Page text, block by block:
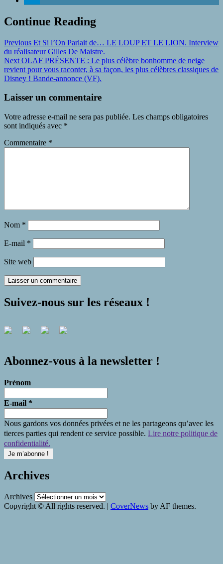
Continue Reading
Previous Et Si l’On Parlait de… LE LOUP ET LE LION. Interview
du réalisateur Gilles De Maistre.
Next OLAF PRÉSENTE : Le plus célèbre bonhomme de neige
revient pour vous raconter, à sa façon, les plus célèbres classiques de
Disney ! Bande-annonce (VF).
Laisser un commentaire
Votre adresse e-mail ne sera pas publiée. Les champs obligatoires
sont indiqués avec *
Commentaire *
Nom *
E-mail *
Site web
Suivez-nous sur les réseaux !
Abonnez-vous à la newsletter !
Prénom
E-mail *
Nous gardons vos données privées et ne les partageons qu’avec les
tierces parties qui rendent ce service possible. Lire notre politique de
confidentialité.
Archives
Archives
Copyright © All rights reserved. | CoverNews by AF themes.